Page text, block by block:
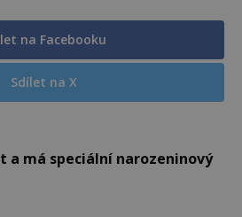
na Facebooku
Sdílet na X
a má speciální narozeninový